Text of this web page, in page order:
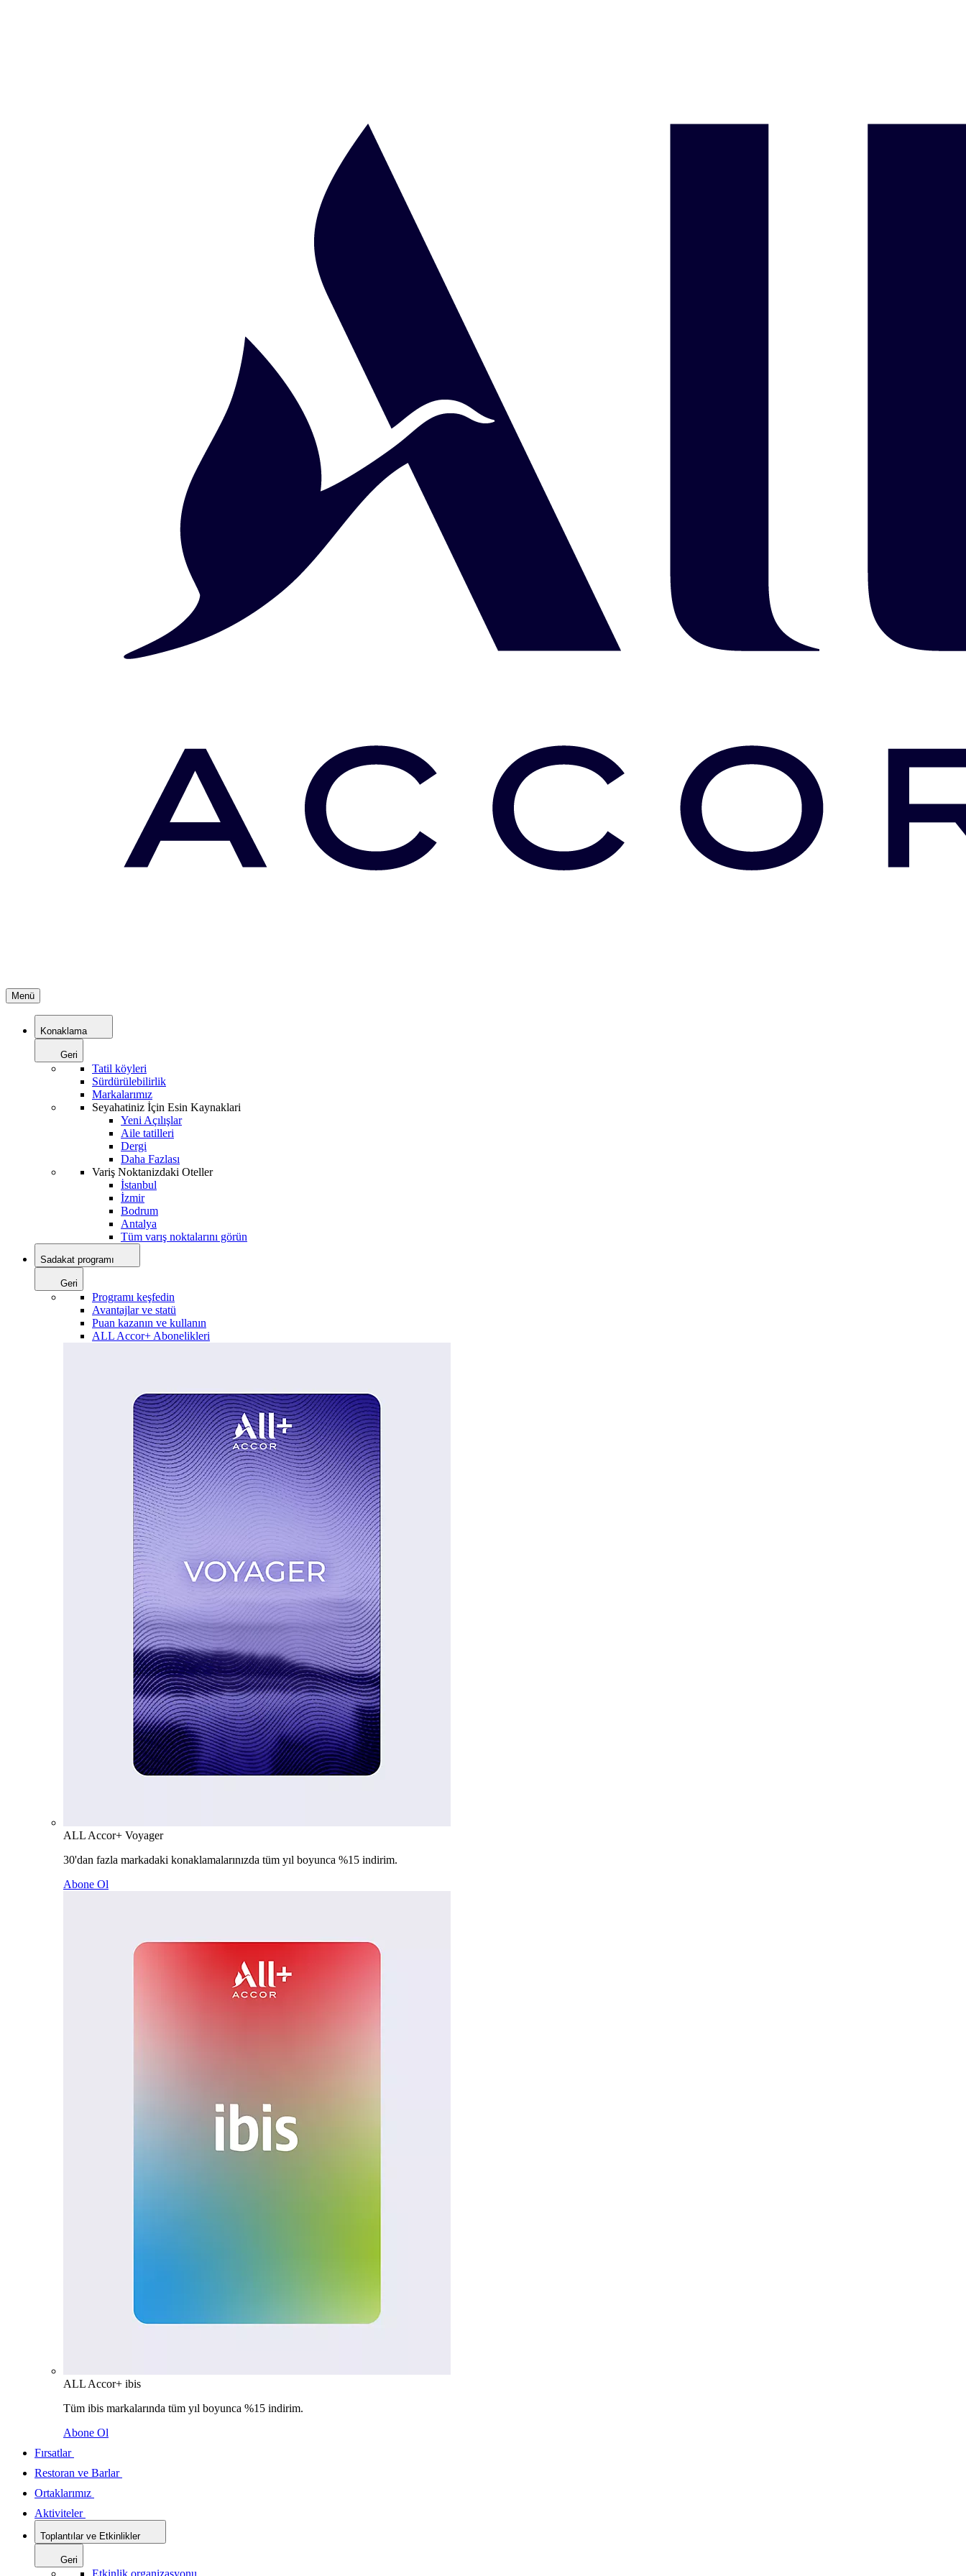
Menü
Konaklama
Geri
Tatil köyleri
Sürdürülebilirlik
Markalarımız
Seyahatiniz İçin Esin Kaynaklari
Yeni Açılışlar
Aile tatilleri
Dergi
Daha Fazlası
Variş Noktanizdaki Oteller
İstanbul
İzmir
Bodrum
Antalya
Tüm varış noktalarını görün
Sadakat programı
Geri
Programı keşfedin
Avantajlar ve statü
Puan kazanın ve kullanın
ALL Accor+ Abonelikleri
ALL Accor+ Voyager
30'dan fazla markadaki konaklamalarınızda tüm yıl boyunca %15 indirim.
Abone Ol
ALL Accor+ ibis
Tüm ibis markalarında tüm yıl boyunca %15 indirim.
Abone Ol
Fırsatlar
Restoran ve Barlar
Ortaklarımız
Aktiviteler
Toplantılar ve Etkinlikler
Geri
Etkinlik organizasyonu